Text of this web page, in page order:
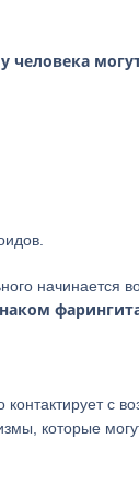
человека
начинается
контактирует с
которые